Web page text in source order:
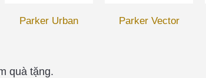
Parker Urban Parker Vector
quà tặng.